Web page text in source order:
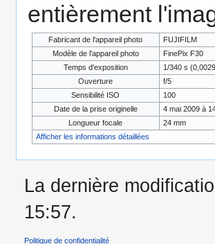
entièrement
Fabricant de l'appareil photo
FUJIFILM
Modèle de l'appareil photo
FinePix F30
Temps d'exposition
1/340 s
Ouverture
f/5
Sensibilité ISO
100
Date de la prise originelle
4 mai 2009 à
Longueur focale
24 mm
Afficher les informations détaillées
La dernière
15:57.
Politique de confidentialité